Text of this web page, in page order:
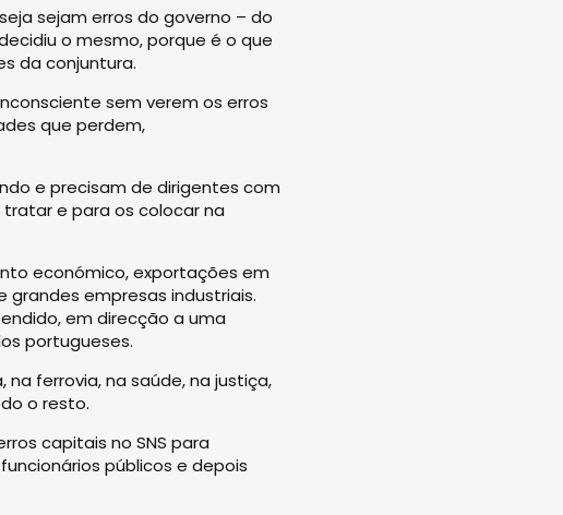
sejam erros do governo – do
o mesmo, porque é o que
da conjuntura.
sem verem os erros
que perdem,
e precisam de dirigentes com
e para os colocar na
económico, exportações em
empresas industriais.
em direcção a uma
portugueses.
ferrovia, na saúde, na justiça,
o resto.
capitais no SNS para
públicos e depois